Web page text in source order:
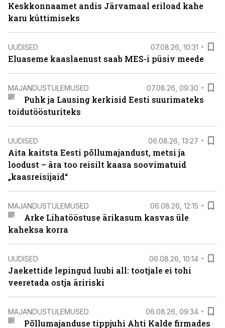
Keskkonnaamet andis Järvamaal eriload kahe
karu küttimiseks
UUDISED 07.08.26, 10:31
Eluaseme kaaslaenust saab MES-i püsiv meede
MAJANDUSTULEMUSED 07.08.26, 09:30
Puhk ja Lausing kerkisid Eesti suurimateks
toidutöösturiteks
UUDISED 06.08.26, 13:27
Aita kaitsta Eesti põllumajandust, metsi ja
loodust – ära too reisilt kaasa soovimatuid
„kaasreisijaid“
MAJANDUSTULEMUSED 06.08.26, 12:15
Arke Lihatööstuse ärikasum kasvas üle
kaheksa korra
UUDISED 06.08.26, 10:14
Jaekettide lepingud luubi all: tootjale ei tohi
veeretada ostja äririski
MAJANDUSTULEMUSED 06.08.26, 09:34
Põllumajanduse tippjuhi Ahti Kalde firmades